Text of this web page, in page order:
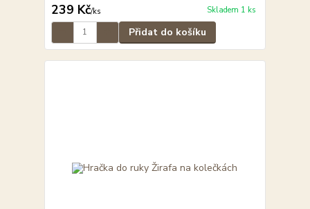
239 Kč/ks Skladem 1 ks
Přidat do košíku